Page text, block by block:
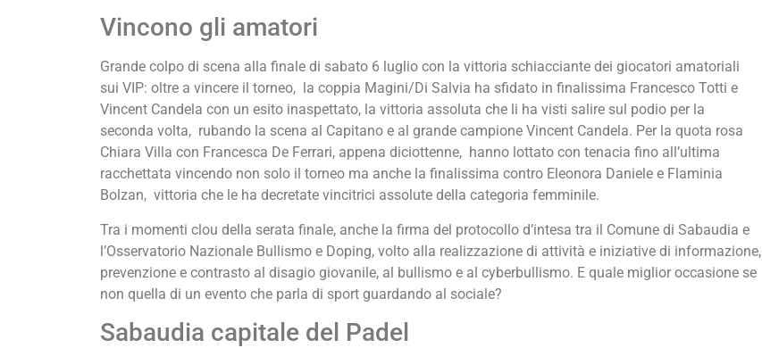
Vincono gli amatori
Grande colpo di scena alla finale di sabato 6 luglio con la vittoria schiacciante dei giocatori amatoriali
sui VIP: oltre a vincere il torneo, la coppia Magini/Di Salvia ha sfidato in finalissima Francesco Totti e
Vincent Candela con un esito inaspettato, la vittoria assoluta che li ha visti salire sul podio per la
seconda volta, rubando la scena al Capitano e al grande campione Vincent Candela. Per la quota rosa
Chiara Villa con Francesca De Ferrari, appena diciottenne, hanno lottato con tenacia fino all’ultima
racchettata vincendo non solo il torneo ma anche la finalissima contro Eleonora Daniele e Flaminia
Bolzan, vittoria che le ha decretate vincitrici assolute della categoria femminile.
Tra i momenti clou della serata finale, anche la firma del protocollo d’intesa tra il Comune di Sabaudia e
l’Osservatorio Nazionale Bullismo e Doping, volto alla realizzazione di attività e iniziative di informazione,
prevenzione e contrasto al disagio giovanile, al bullismo e al cyberbullismo. E quale miglior occasione se
non quella di un evento che parla di sport guardando al sociale?
Sabaudia capitale del Padel